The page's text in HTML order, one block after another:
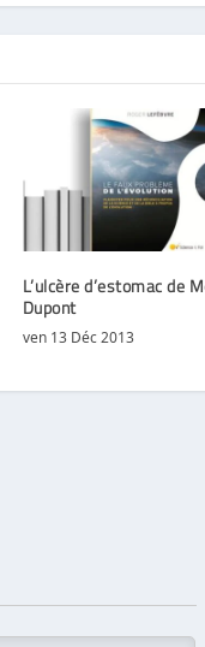
L’ulcère d’estomac de
Dupont
ven 13 Déc 2013